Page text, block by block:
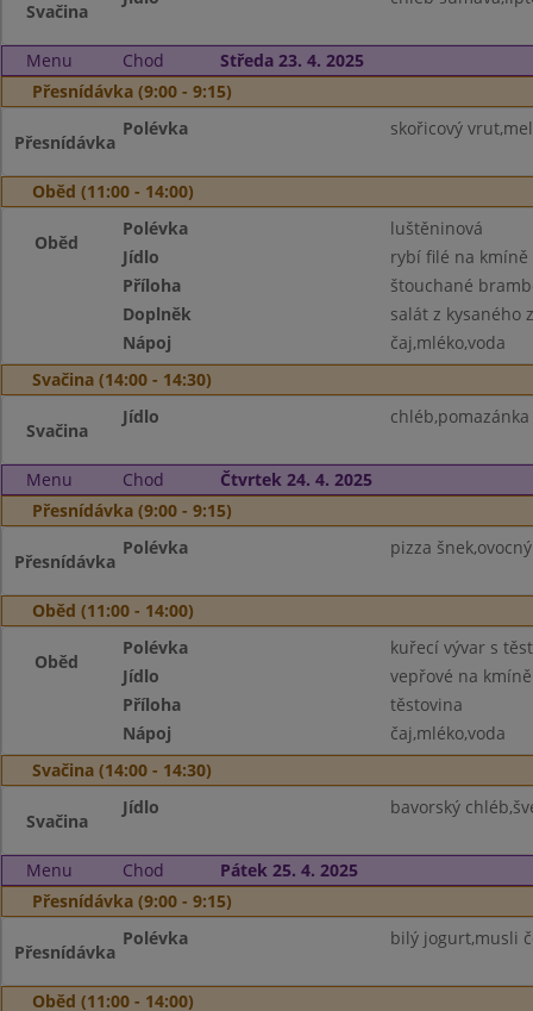
Svačina
Menu Chod
Středa 23. 4. 2025
Přesnídávka (9:00 - 9:15)
Přesnídávka
Polévka skořicový
Oběd (11:00 - 14:00)
Oběd
Polévka
luštěninová
Jídlo
rybí filé na kmíně
Příloha
štouchané
Doplněk
salát z kysaného
Nápoj
čaj,mléko,voda
Svačina (14:00 - 14:30)
Svačina
Jídlo
Menu Chod
Čtvrtek 24. 4. 2025
Přesnídávka (9:00 - 9:15)
Přesnídávka
Polévka pizza
Oběd (11:00 - 14:00)
Oběd
Polévka
kuřecí vývar s
Jídlo
vepřové na
Příloha
těstovina
Nápoj
čaj,mléko,voda
Svačina (14:00 - 14:30)
Svačina
Jídlo bavorský
Menu Chod
Pátek 25. 4. 2025
Přesnídávka (9:00 - 9:15)
Přesnídávka
Polévka bilý jogurt,musli
Oběd (11:00 - 14:00)